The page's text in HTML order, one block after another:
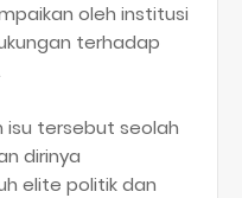
oleh institusi
terhadap
isu tersebut seolah
dirinya
elite politik dan